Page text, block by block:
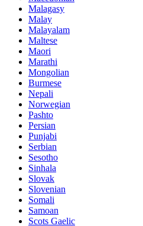
Malagasy
Malay
Malayalam
Maltese
Maori
Marathi
Mongolian
Burmese
Nepali
Norwegian
Pashto
Persian
Punjabi
Serbian
Sesotho
Sinhala
Slovak
Slovenian
Somali
Samoan
Scots Gaelic